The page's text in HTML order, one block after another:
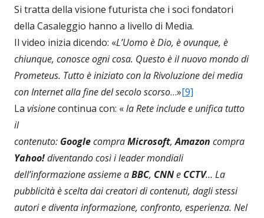
Si tratta della visione futurista che i soci fondatori
della Casaleggio hanno a livello di Media.
Il video inizia dicendo: «L’Uomo è Dio, è ovunque, è
chiunque, conosce ogni cosa. Questo è il nuovo mondo di
Prometeus. Tutto è iniziato con la Rivoluzione dei media
con Internet alla fine del secolo scorso…»[9]
La visionecontinua con: «la Reteinclude e unifica tutto
il
contenuto: GooglecompraMicrosoft,Amazon compra
Yahoo!diventando così i leader mondiali
dell’informazione assieme aBBC, CNNe CCTV… La
pubblicità è scelta dai creatori di contenuti, dagli stessi
autori e diventa informazione, confronto, esperienza. Nel